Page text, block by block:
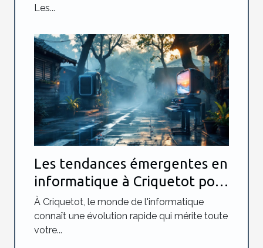
Les...
Les tendances émergentes en
informatique à Criquetot pour
2023
À Criquetot, le monde de l'informatique
connaît une évolution rapide qui mérite toute
votre...